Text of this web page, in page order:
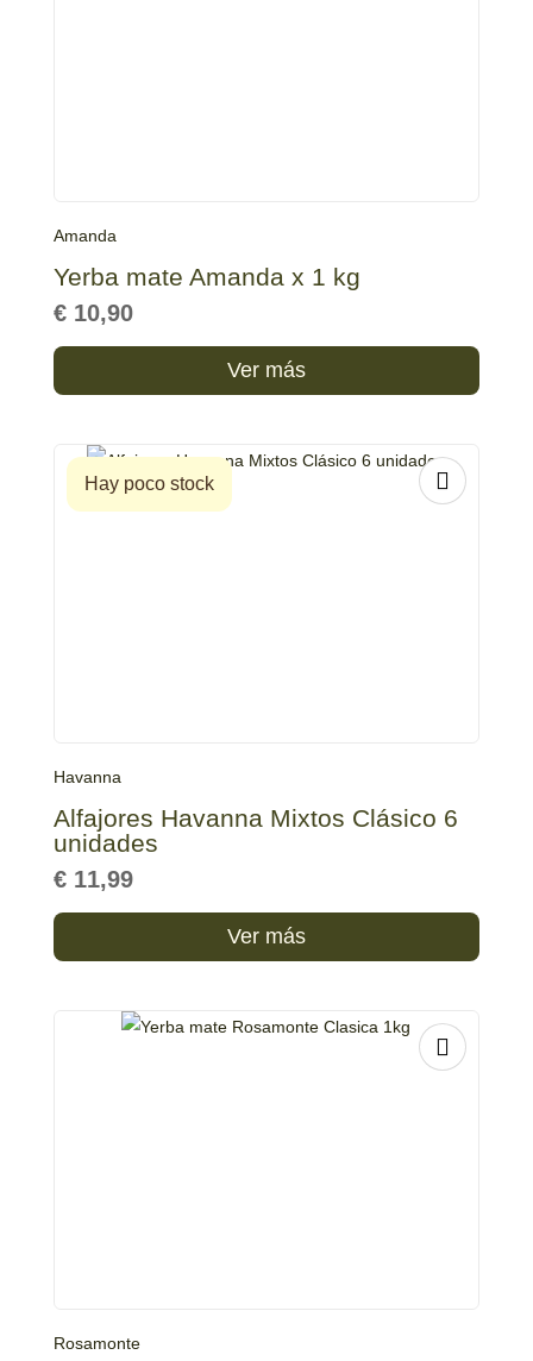
Amanda
Yerba mate Amanda x 1 kg
€10,90
Ver más
Hay poco stock
Havanna
Alfajores Havanna Mixtos Clásico 6
unidades
€11,99
Ver más
Rosamonte